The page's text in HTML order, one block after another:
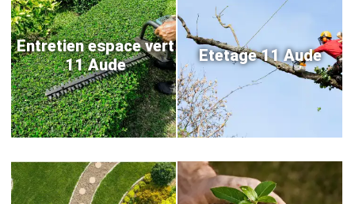
Entretien espace vert
11 Aude
Etetage 11 Aude